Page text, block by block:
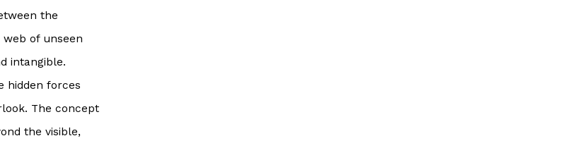
the
of unseen
intangible.
hidden forces
The concept
the visible,